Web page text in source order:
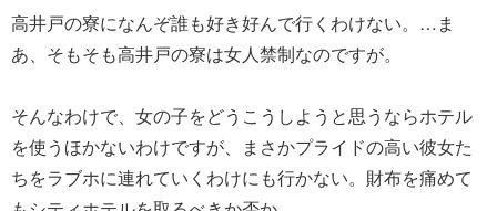
高井戸の寮になんぞ誰も好き好んで行くわけない。…ま
あ、そもそも高井戸の寮は女人禁制なのですが。
そんなわけで、女の子をどうこうしようと思うならホテル
を使うほかないわけですが、まさかプライドの高い彼女た
ちをラブホに連れていくわけにも行かない。財布を痛めて